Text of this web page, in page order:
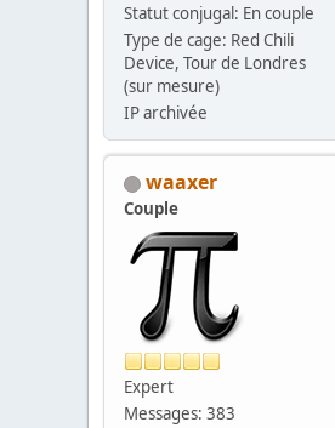
Statut conjugal: En couple
Type de cage: Red Chili
Device, Tour de Londres
(sur mesure)
IP archivée
waaxer
Couple
Expert
Messages: 383